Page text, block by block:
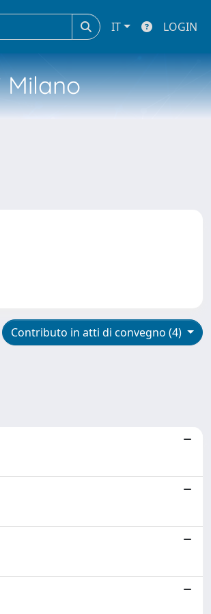
IT LOGIN
Contributo in atti di convegno (4)